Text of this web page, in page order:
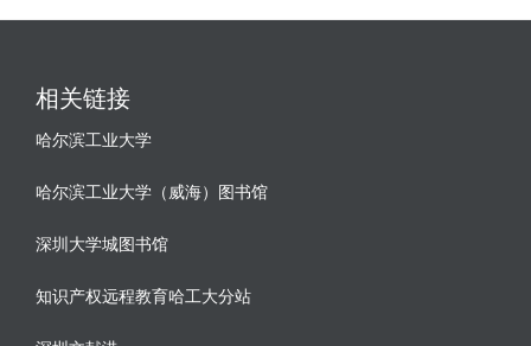
相关链接
哈尔滨工业大学
哈尔滨工业大学（威海）图书馆
深圳大学城图书馆
知识产权远程教育哈工大分站